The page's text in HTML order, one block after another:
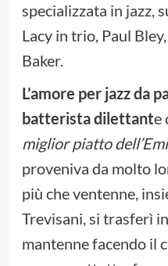
specializzata in jazz,
Lacy in trio, Paul
Baker.
L’amore per jazz da
batterista dilettante
miglior piatto
proveniva da molto
più che ventenne,
Trevisani, si trasferì
mantenne facendo il